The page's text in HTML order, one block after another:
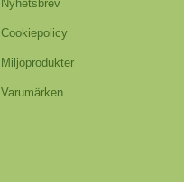
Nyhetsbrev
Cookiepolicy
Miljöprodukter
Varumärken